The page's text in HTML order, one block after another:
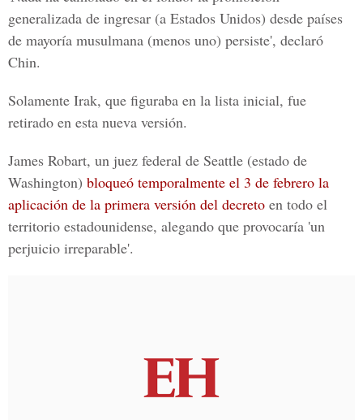
generalizada de ingresar (a Estados Unidos) desde países
de mayoría musulmana (menos uno) persiste', declaró
Chin.
Solamente Irak, que figuraba en la lista inicial, fue
retirado en esta nueva versión.
James Robart, un juez federal de Seattle (estado de
Washington) bloqueó temporalmente el 3 de febrero la
aplicación de la primera versión del decreto en todo el
territorio estadounidense, alegando que provocaría 'un
perjuicio irreparable'.